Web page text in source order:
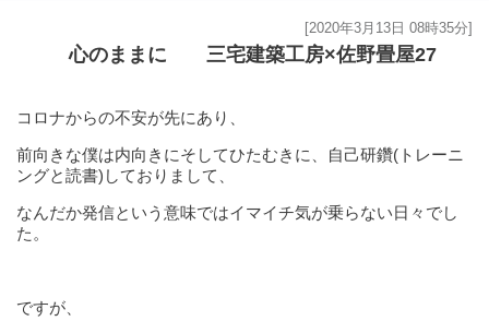
心のままに 三宅建築工房×佐野畳屋27
[2020年3月13日 08時35分]
コロナからの不安が先にあり、
前向きな僕は内向きにそしてひたむきに、自己研鑽(トレーニ
ングと読書)しておりまして、
なんだか発信という意味ではイマイチ気が乗らない日々でし
た。
ですが、